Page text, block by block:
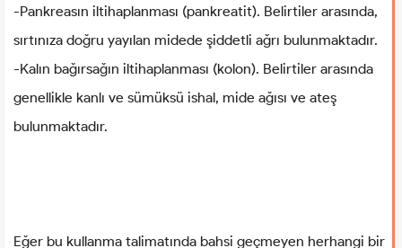
-Pankreasın iltihaplanması (pankreatit). Belirtiler arasında,
sırtınıza doğru yayılan midede şiddetli ağrı bulunmaktadır.
-Kalın bağırsağın iltihaplanması (kolon). Belirtiler arasında
genellikle kanlı ve sümüksü ishal, mide ağısı ve ateş
bulunmaktadır.
Eğer bu kullanma talimatında bahsi geçmeyen herhangi bir